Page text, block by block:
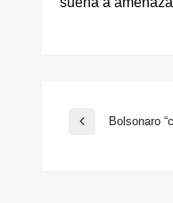
Entrada
Bolsonaro